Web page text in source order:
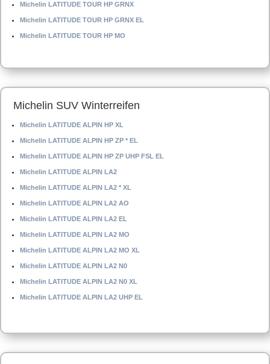
Michelin LATITUDE TOUR HP GRNX
Michelin LATITUDE TOUR HP GRNX EL
Michelin LATITUDE TOUR HP MO
Michelin SUV Winterreifen
Michelin LATITUDE ALPIN HP XL
Michelin LATITUDE ALPIN HP ZP * EL
Michelin LATITUDE ALPIN HP ZP UHP FSL EL
Michelin LATITUDE ALPIN LA2
Michelin LATITUDE ALPIN LA2 * XL
Michelin LATITUDE ALPIN LA2 AO
Michelin LATITUDE ALPIN LA2 EL
Michelin LATITUDE ALPIN LA2 MO
Michelin LATITUDE ALPIN LA2 MO XL
Michelin LATITUDE ALPIN LA2 N0
Michelin LATITUDE ALPIN LA2 N0 XL
Michelin LATITUDE ALPIN LA2 UHP EL